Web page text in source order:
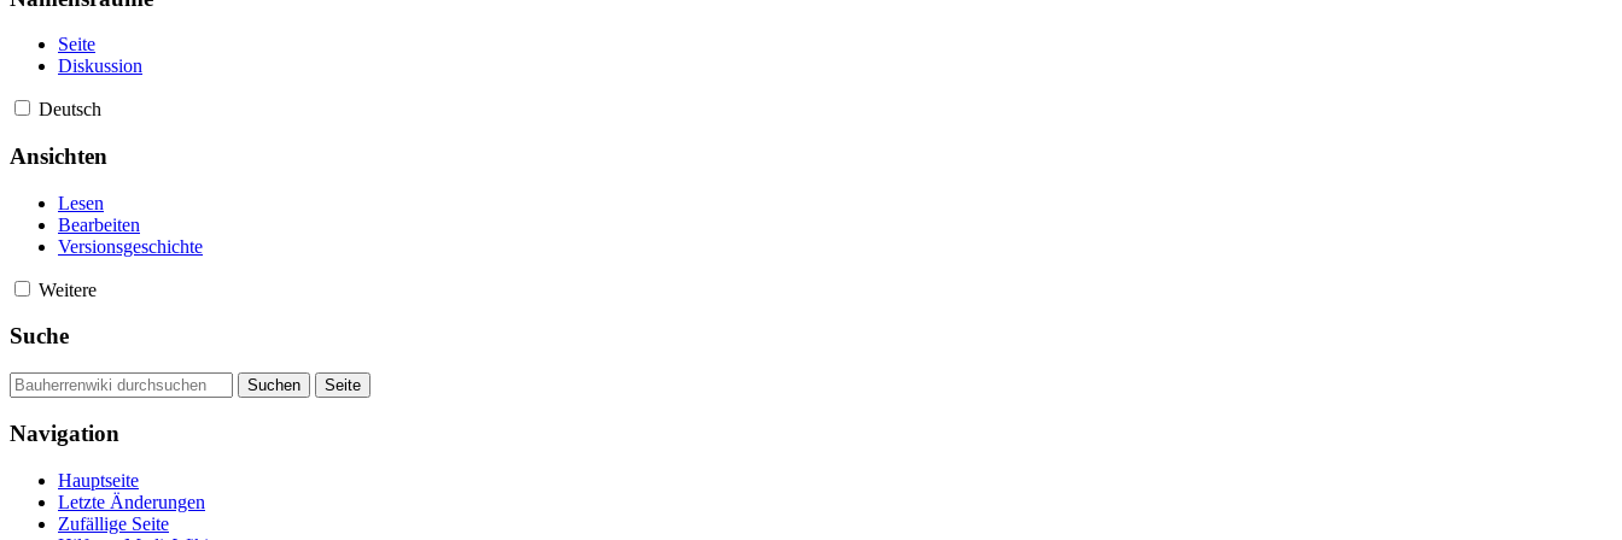
Seite
Diskussion
Deutsch
Ansichten
Lesen
Bearbeiten
Versionsgeschichte
Weitere
Suche
Navigation
Hauptseite
Letzte Änderungen
Zufällige Seite